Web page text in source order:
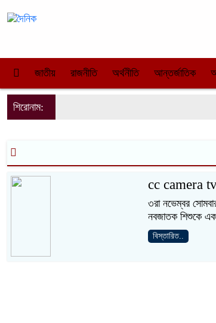
জাতীয় রাজনীতি অর্থনীতি আন্তর্জাতিক
শিরোনাম:
cc camera tv
৩রা নভেম্বর
নবজাতক শিশুকে
বিস্তারিত..